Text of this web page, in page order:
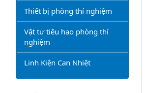
Thiết bị phòng thí nghiệm
Vật tư tiêu hao phòng thí
nghiệm
Linh Kiện Can Nhiệt